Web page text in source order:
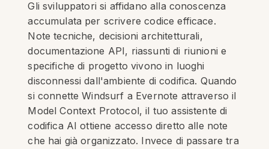
Gli sviluppatori si affidano alla conoscenza
accumulata per scrivere codice efficace.
Note tecniche, decisioni architetturali,
documentazione API, riassunti di riunioni e
specifiche di progetto vivono in luoghi
disconnessi dall'ambiente di codifica. Quando
si connette Windsurf a Evernote attraverso il
Model Context Protocol, il tuo assistente di
codifica AI ottiene accesso diretto alle note
che hai già organizzato. Invece di passare tra